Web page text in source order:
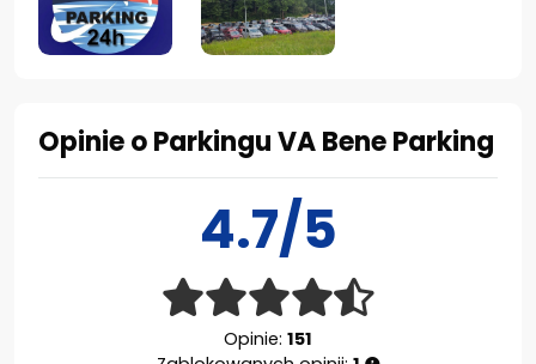
Opinie o Parkingu VA Bene Parking
4.7/5
Opinie: 151